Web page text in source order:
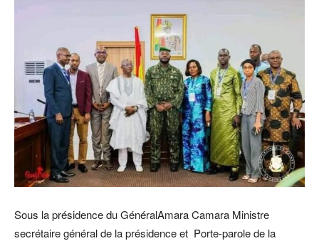
Sous la présidence du GénéralAmara Camara Ministre
secrétaire général de la présidence et Porte-parole de la